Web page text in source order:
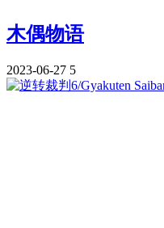
木偶物语
2023-06-27 5